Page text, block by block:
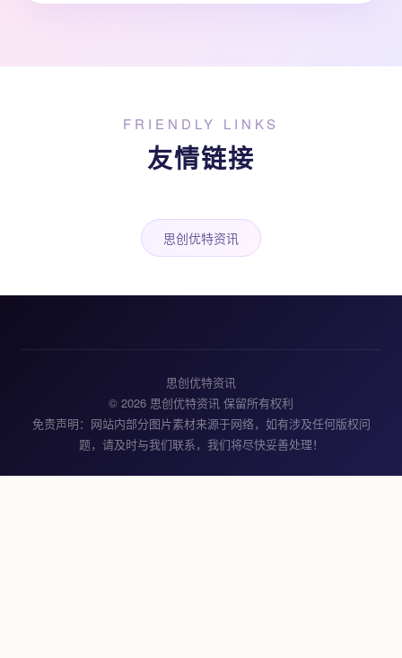
FRIENDLY LINKS
友情链接
思创优特资讯
思创优特资讯
© 2026 思创优特资讯 保留所有权利
免责声明：网站内部分图片素材来源于网络，如有涉及任何版权问
题，请及时与我们联系，我们将尽快妥善处理！